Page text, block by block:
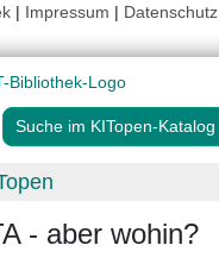
| Impressum | Datenschutz
Suche im KITopen-Katalog
- aber wohin?